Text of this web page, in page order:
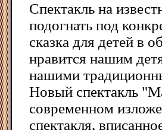
Спектакль на
подогнать под
сказка для детей в
нравится нашим
нашими
Новый спектакль
современном
спектакля,